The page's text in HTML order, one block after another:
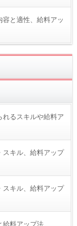
と適性、給料アッ
れるスキルや給料ア
スキル、給料アップ
スキル、給料アップ
給料アップ法